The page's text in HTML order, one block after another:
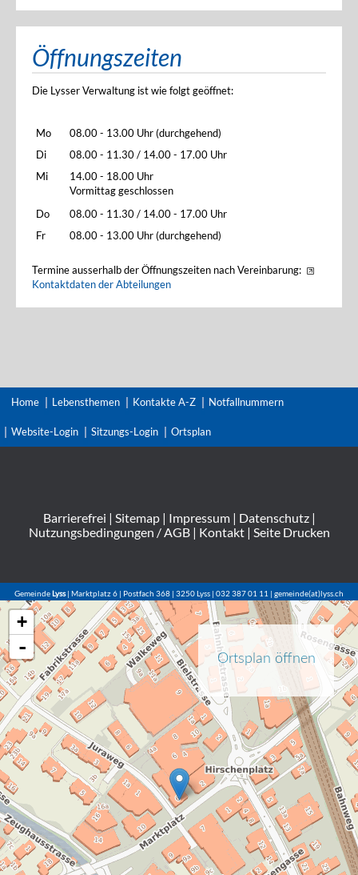
Öffnungszeiten
Die Lysser Verwaltung ist wie folgt geöffnet:
Mo
08.00 - 13.00 Uhr (durchgehend)
Di
08.00 - 11.30 / 14.00 - 17.00 Uhr
Mi
14.00 - 18.00 Uhr
Vormittag geschlossen
Do
08.00 - 11.30 / 14.00 - 17.00 Uhr
Fr
08.00 - 13.00 Uhr (durchgehend)
Termine ausserhalb der Öffnungszeiten nach Vereinbarung:
Kontaktdaten der Abteilungen
Home Lebensthemen Kontakte A-Z Notfallnummern
Website-Login Sitzungs-Login Ortsplan
Barrierefrei | Sitemap| Impressum| Datenschutz|
Nutzungsbedingungen / AGB| Kontakt| Seite Drucken
GemeindeLyss| Marktplatz 6 | Postfach 368 | 3250 Lyss | 032 387 01 11 | gemeinde(at)lyss.ch